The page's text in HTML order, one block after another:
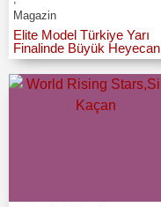
Magazin
Elite Model Türkiye Yarı
Finalinde Büyük Heyecan